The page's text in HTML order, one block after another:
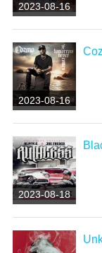
2023-08-16
2023-08-16
2023-08-18